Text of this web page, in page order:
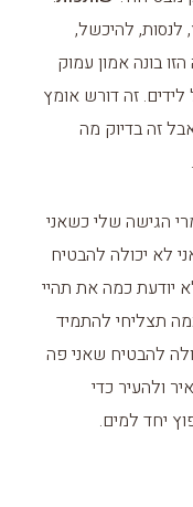
לנסות, להיכשל,
בונה אמון עמוק
זה דורש אומץ
זה בדיוק מה
הגישה שלי כשאני
לא יכולה להבטיח
יודעת כמה את תהיי
תצליחי להתמיד
להבטיח שאני פה
ולהעיר כדי
יחד למים.